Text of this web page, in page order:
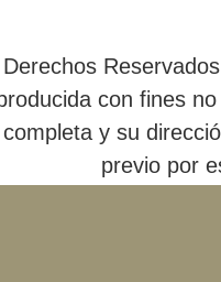
con fines
y su
previo por